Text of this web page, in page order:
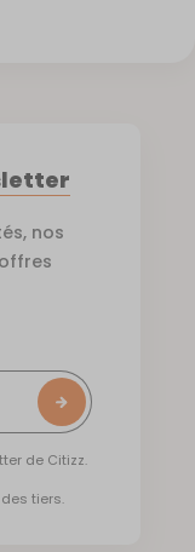
nos
de Citizz.
tiers.